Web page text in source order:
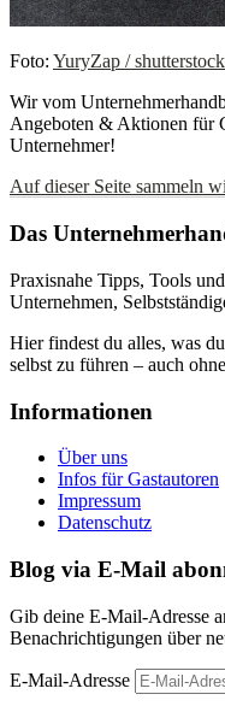
Foto: YuryZap /
Wir vom
Angeboten & Aktionen für
Unternehmer!
Auf dieser Seite sammeln
Das
Praxisnahe Tipps, Tools
Unternehmen,
Hier findest du alles, was
selbst zu führen – auch
Informationen
Über uns
Infos für Gastautoren
Impressum
Datenschutz
Blog via E-Mail
Gib deine E-Mail-Adresse
Benachrichtigungen über
E-Mail-Adresse